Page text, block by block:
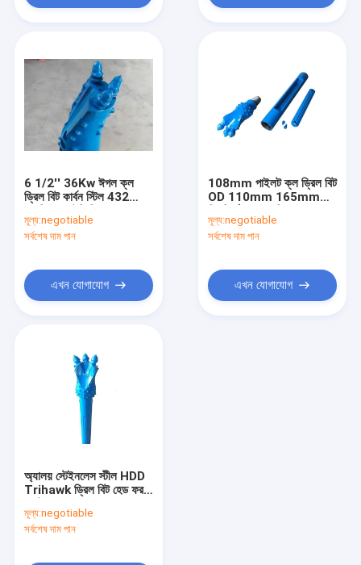
6 1/2'' 36Kw ঈগল ক্ল
ড্রিল বিট কার্বন স্টিল 432
মূল্য:negotiable
সর্বশেষ দাম পান
এখন যোগাযোগ
108mm পাইলট ক্ল ড্রিল বিট
OD 110mm 165mm
মূল্য:negotiable
সর্বশেষ দাম পান
এখন যোগাযোগ
অ্যালয় স্টেইনলেস স্টীল HDD
Trihawk ড্রিল বিট হেড ফর
মূল্য:negotiable
সর্বশেষ দাম পান